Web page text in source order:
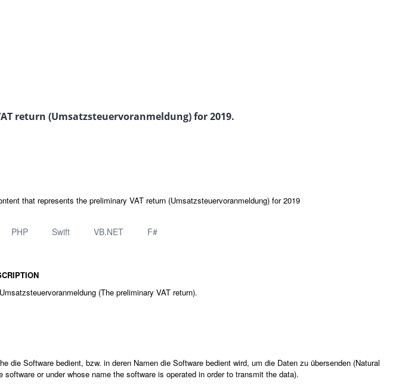
return (Umsatzsteuervoranmeldung) for 2019.
that represents the preliminary VAT return (Umsatzsteuervoranmeldung) for 2019
PHP Swift VB.NET
F#
(The preliminary VAT return).
die Software bedient, bzw. in deren Namen die Software bedient wird, um die Daten zu übersenden (Natural
software or under whose name the software is operated in order to transmit the data).